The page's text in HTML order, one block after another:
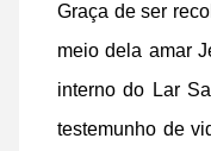
Graça de ser
meio dela amar
interno do Lar
testemunho de